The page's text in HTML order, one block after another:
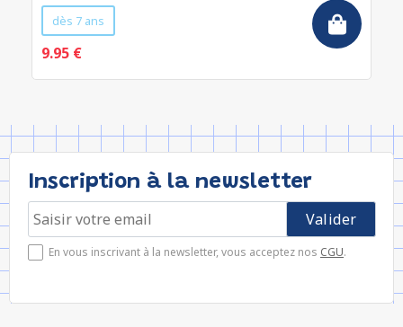
dès 7 ans
9.95 €
Inscription à la newsletter
En vous inscrivant à la newsletter, vous acceptez nos CGU.